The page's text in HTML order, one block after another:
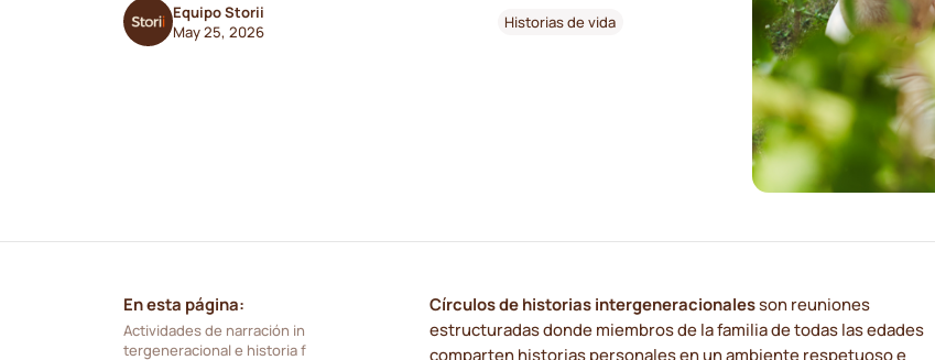
Equipo Storii
May 25, 2026
Historias de vida
En esta página:
Actividades de narración in
tergeneracional e historia f
Círculos de historias intergeneracionalesson reuniones
estructuradas donde miembros de la familia de todas las edades
comparten historias personales en un ambiente respetuoso e